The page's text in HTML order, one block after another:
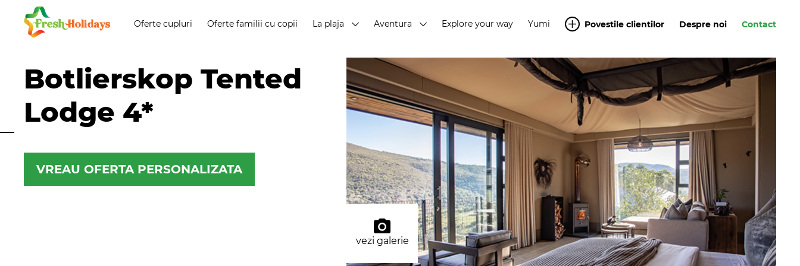
Oferte cupluri Oferte familii cu copii La plaja Aventura Explore your way Yumi Povestile clientilor Despre noi Contact
Botlierskop Tented
Lodge 4*
VREAU OFERTA PERSONALIZATA
vezi galerie